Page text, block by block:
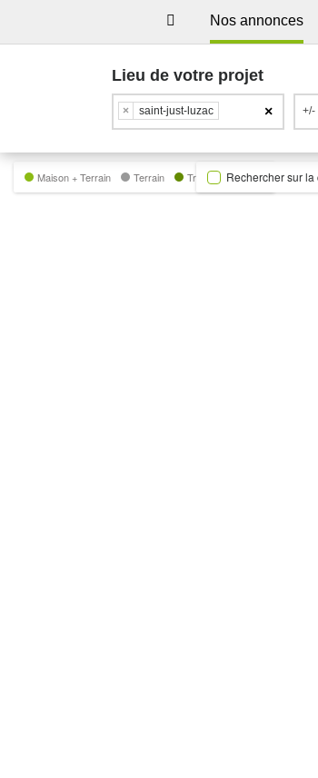
Nos annonces
Lieu de votre projet
×
× saint-just-luzac +/-
Maison + Terrain Terrain Trecobat GreenRechercher sur la